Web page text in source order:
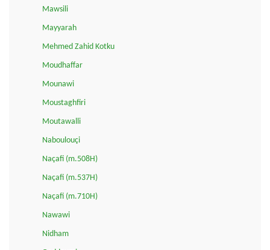
Mawsili
Mayyarah
Mehmed Zahid Kotku
Moudhaffar
Mounawi
Moustaghfiri
Moutawalli
Naboulouçi
Naçafi (m.508H)
Naçafi (m.537H)
Naçafi (m.710H)
Nawawi
Nidham